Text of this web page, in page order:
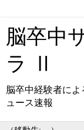
脳卒中
ラ Ⅱ
脳卒中経験者に
ュース速報